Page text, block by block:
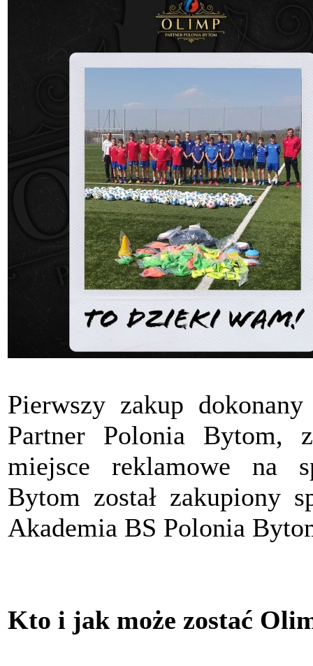
Pierwszy zakup
Partner Polonia Bytom,
miejsce reklamowe na
Bytom został zakupiony
Akademia BS Polonia
Kto i jak może zostać